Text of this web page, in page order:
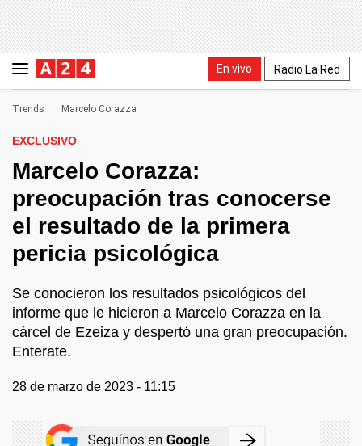
En vivo Radio La Red
Trends Marcelo Corazza
EXCLUSIVO
Marcelo Corazza:
preocupación tras conocerse
el resultado de la primera
pericia psicológica
Se conocieron los resultados psicológicos del
informe que le hicieron a Marcelo Corazza en la
cárcel de Ezeiza y despertó una gran preocupación.
Enterate.
28 de marzo de 2023 - 11:15